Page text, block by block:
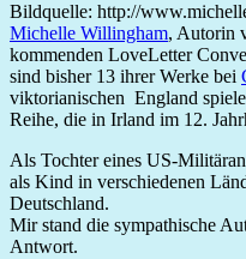
Bildquelle: http://
Michelle Willingham, Autorin
kommenden LoveLetter
sind bisher 13 ihrer Werke bei
viktorianischen England
Reihe, die in Irland im 12.
Als Tochter eines US-
als Kind in verschiedenen
Deutschland.
Mir stand die sympathische
Antwort.